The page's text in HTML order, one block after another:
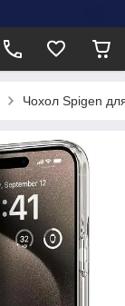
Чохол Spigen